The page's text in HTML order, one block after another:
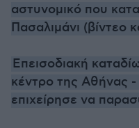
αστυνομικό που
Πασαλιμάνι (βίντεο
Επεισοδιακή
κέντρο της Αθήνας
επιχείρησε να